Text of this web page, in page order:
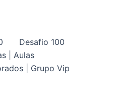
Desafio 100
| Aulas
| Grupo Vip